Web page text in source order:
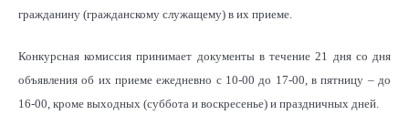
гражданину (гражданскому служащему) в их приеме.
Конкурсная комиссия принимает документы в течение 21 дня со дня
объявления об их приеме ежедневно с 10-00 до 17-00, в пятницу – до
16-00, кроме выходных (суббота и воскресенье) и праздничных дней.